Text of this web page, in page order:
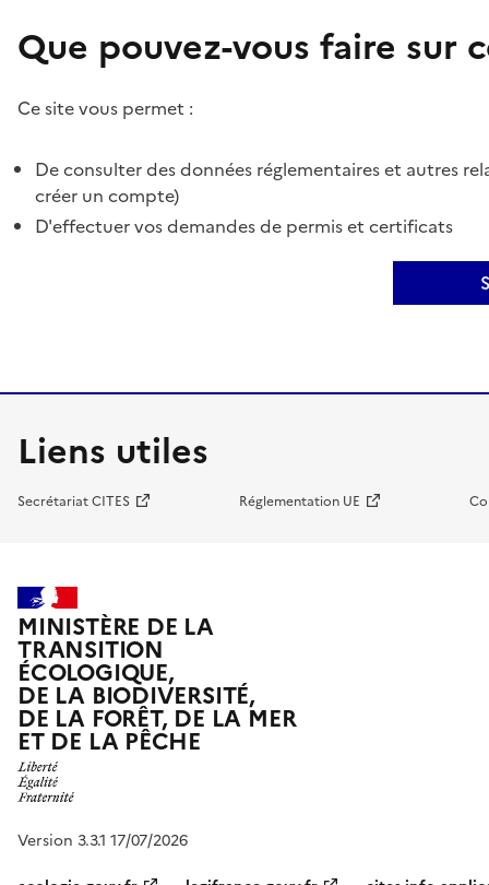
Que pouvez-vous faire sur
Ce site vous permet :
De consulter des données réglementaires et autres
créer un compte)
D'effectuer vos demandes de permis et certificats
Liens utiles
Secrétariat CITES Réglementation UE
MINISTÈRE DE LA
TRANSITION
ÉCOLOGIQUE,
DE LA BIODIVERSITÉ,
DE LA FORÊT, DE LA MER
ET DE LA PÊCHE
Version 3.3.1 17/07/2026